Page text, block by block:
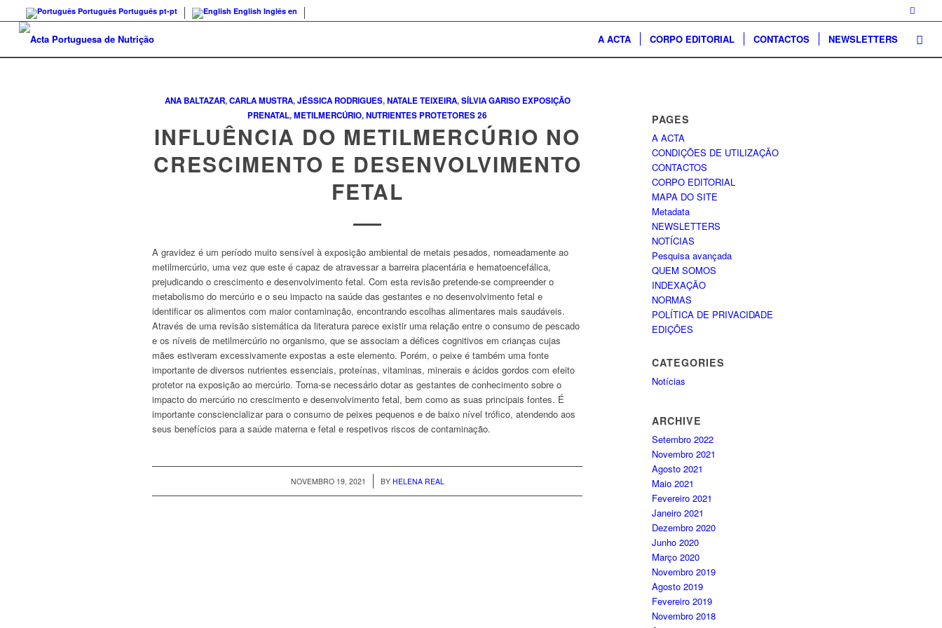
Português Português pt-pt English Inglês en
A ACTA CORPO EDITORIAL CONTACTOS NEWSLETTERS
ANA BALTAZAR,CARLA MUSTRA,JÉSSICA RODRIGUES,NATALE TEIXEIRA,SÍLVIA GARISO EXPOSIÇÃO
PRENATAL,METILMERCÚRIO,NUTRIENTES PROTETORES26
INFLUÊNCIA DO METILMERCÚRIO NO
CRESCIMENTO E DESENVOLVIMENTO
FETAL
A gravidez é um período muito sensível à exposição ambiental de metais pesados, nomeadamente ao
metilmercúrio, uma vez que este é capaz de atravessar a barreira placentária e hematoencefálica,
prejudicando o crescimento e desenvolvimento fetal. Com esta revisão pretende-se compreender o
metabolismo do mercúrio e o seu impacto na saúde das gestantes e no desenvolvimento fetal e
identificar os alimentos com maior contaminação, encontrando escolhas alimentares mais saudáveis.
Através de uma revisão sistemática da literatura parece existir uma relação entre o consumo de pescado
e os níveis de metilmercúrio no organismo, que se associam a défices cognitivos em crianças cujas
mães estiveram excessivamente expostas a este elemento. Porém, o peixe é também uma fonte
importante de diversos nutrientes essenciais, proteínas, vitaminas, minerais e ácidos gordos com efeito
protetor na exposição ao mercúrio. Torna-se necessário dotar as gestantes de conhecimento sobre o
impacto do mercúrio no crescimento e desenvolvimento fetal, bem como as suas principais fontes. É
importante consciencializar para o consumo de peixes pequenos e de baixo nível trófico, atendendo aos
seus benefícios para a saúde materna e fetal e respetivos riscos de contaminação.
NOVEMBRO 19, 2021
/ BY HELENA REAL
PAGES
A ACTA
CONDIÇÕES DE UTILIZAÇÃO
CONTACTOS
CORPO EDITORIAL
MAPA DO SITE
Metadata
NEWSLETTERS
NOTÍCIAS
Pesquisa avançada
QUEM SOMOS
INDEXAÇÃO
NORMAS
POLÍTICA DE PRIVACIDADE
EDIÇÕES
CATEGORIES
Notícias
ARCHIVE
Setembro 2022
Novembro 2021
Agosto 2021
Maio 2021
Fevereiro 2021
Janeiro 2021
Dezembro 2020
Junho 2020
Março 2020
Novembro 2019
Agosto 2019
Fevereiro 2019
Novembro 2018